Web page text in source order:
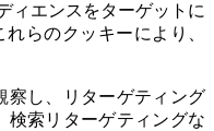
ィエンスをターゲットに
らのクッキーにより、
察し、リターゲティング
検索リターゲティングな